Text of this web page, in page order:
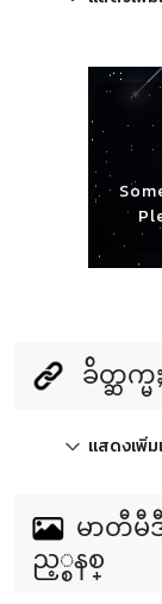
ခ်ိတ္ဆက္မ
แสดงเพิ่ม
မာတီ
ည့္စနစ္